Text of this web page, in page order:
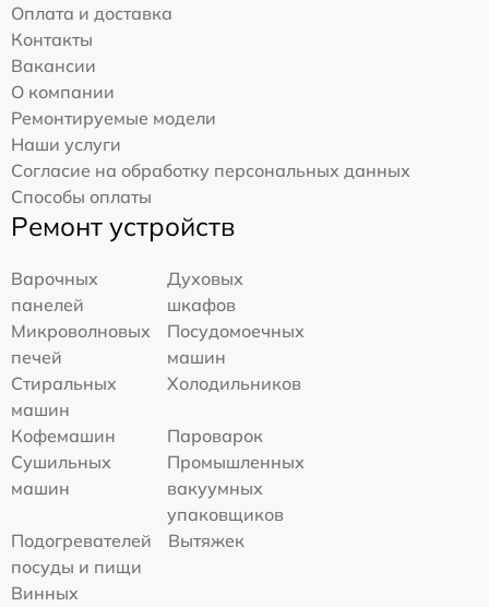
Оплата и доставка
Контакты
Вакансии
О компании
Ремонтируемые модели
Наши услуги
Согласие на обработку персональных данных
Способы оплаты
Ремонт устройств
Варочных
панелей
Духовых
шкафов
Микроволновых
печей
Посудомоечных
машин
Стиральных
машин
Холодильников
Кофемашин
Пароварок
Сушильных
машин
Промышленных
вакуумных
упаковщиков
Подогревателей
посуды и пищи
Вытяжек
Винных